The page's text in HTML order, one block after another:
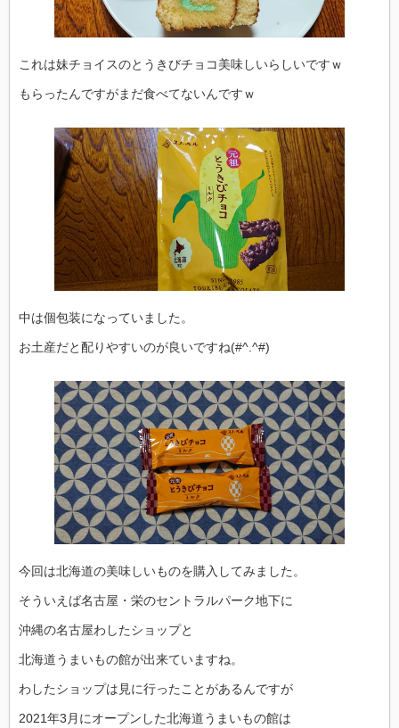
これは妹チョイスのとうきびチョコ美味しいらしいですｗ
もらったんですがまだ食べてないんですｗ
中は個包装になっていました。
お土産だと配りやすいのが良いですね(#^.^#)
今回は北海道の美味しいものを購入してみました。
そういえば名古屋・栄のセントラルパーク地下に
沖縄の名古屋わしたショップと
北海道うまいもの館が出来ていますね。
わしたショップは見に行ったことがあるんですが
2021年3月にオープンした北海道うまいもの館は